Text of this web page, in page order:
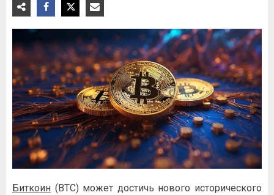
Биткоин (BTC) может достичь нового исторического